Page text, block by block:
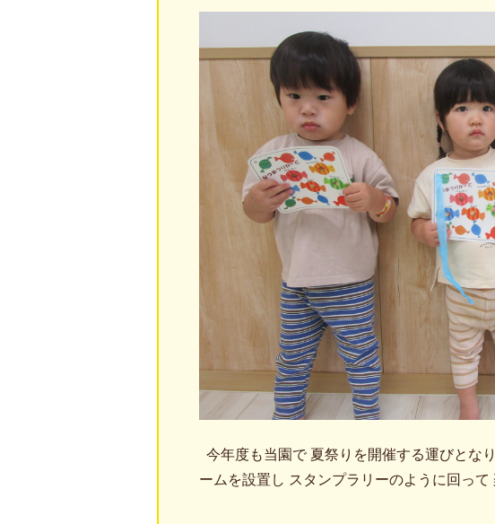
今年度も当園で 夏祭りを開催する運びとな
ームを設置し スタンプラリーのように回っ